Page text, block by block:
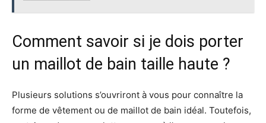
Comment savoir si je dois porter
un maillot de bain taille haute ?
Plusieurs solutions s’ouvriront à vous pour connaître la
forme de vêtement ou de maillot de bain idéal. Toutefois,